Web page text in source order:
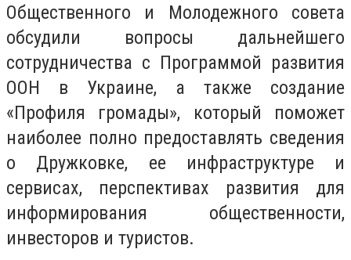
Общественного и Молодежного совета
обсудили вопросы дальнейшего
сотрудничества с Программой развития
ООН в Украине, а также создание
«Профиля громады», который поможет
наиболее полно предоставлять сведения
о Дружковке, ее инфраструктуре и
сервисах, перспективах развития для
информирования общественности,
инвесторов и туристов.